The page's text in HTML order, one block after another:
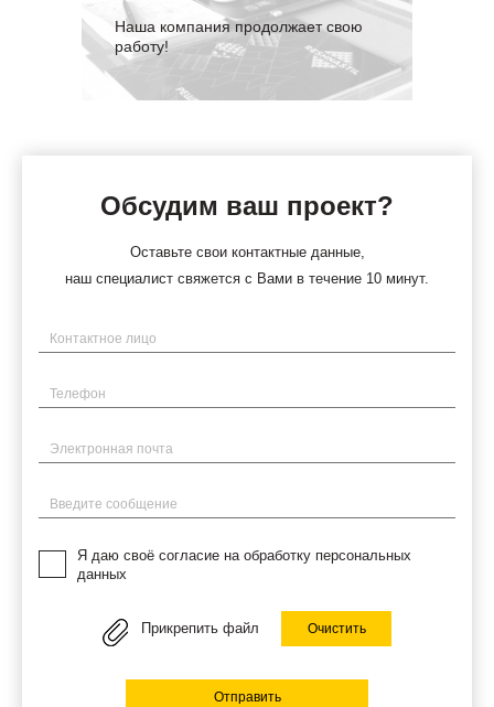
Наша компания продолжает свою
работу!
Обсудим ваш проект?
Оставьте свои контактные данные,
наш специалист свяжется с Вами в течение 10 минут.
Имя
Телефон
Электронная почта
Введите сообщение
Я даю своё согласие на обработку персональных
данных
Прикрепить файл Очистить
Отправить